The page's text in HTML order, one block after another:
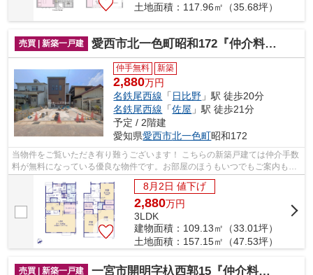
土地面積：117.96㎡（35.68坪）
売買 | 新築一戸建 愛西市北一色町昭和172『仲介料無料』新築戸建て
仲手無料 新築
2,880万円
名鉄尾西線 「 日比野 」駅 徒歩20分
名鉄尾西線 「佐屋 」駅 徒歩21分
予定 / 2階建
愛知県愛西市北一色町昭和172
当物件をご覧いただき有り難うございます！ こちらの新築戸建ては仲介手数
料が無料になっている優良な物件です。お部屋のほうもいつでもご案内もさ
せて頂きますのでお気軽にお問合せ下...
8月2日 値下げ
2,880万円
3LDK
建物面積：109.13㎡（33.01坪）
土地面積：157.15㎡（47.53坪）
売買 | 新築一戸建 一宮市開明字杁西郭15『仲介料無料』新築戸建て